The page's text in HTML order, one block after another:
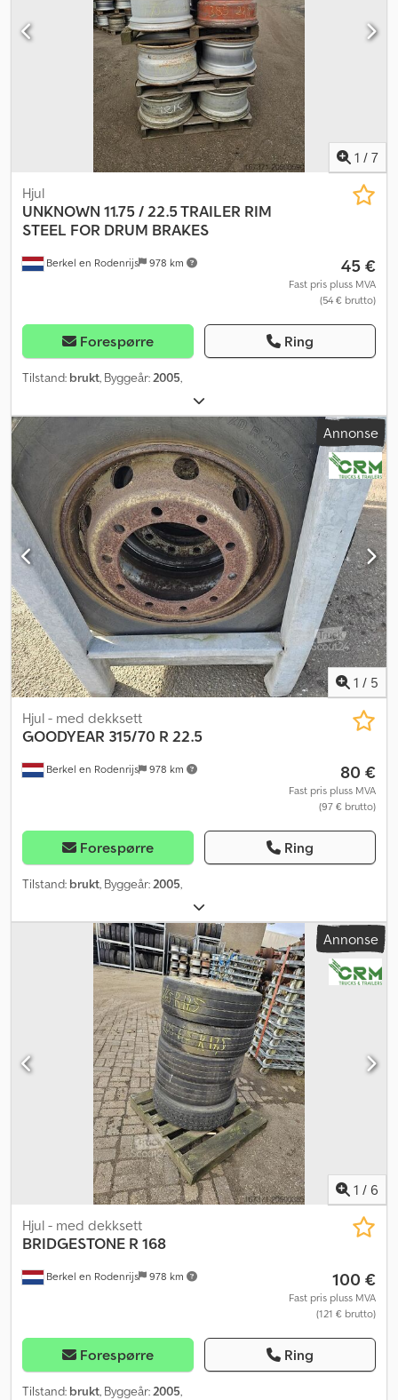
1 / 7
Berkel en Rodenrijs 978 km
Hjul
UNKNOWN 11.75 / 22.5 TRAILER RIM
STEEL FOR DRUM BRAKES
45 €
Fast pris pluss MVA
(54 € brutto)
Forespørre Ring
Tilstand: brukt, Byggeår: 2005,
Annonse
1 / 5
Berkel en Rodenrijs 978 km
Hjul - med dekksett
GOODYEAR 315/70 R 22.5
80 €
Fast pris pluss MVA
(97 € brutto)
Forespørre Ring
Tilstand: brukt, Byggeår:2005,
Annonse
1 / 6
Berkel en Rodenrijs 978 km
Hjul - med dekksett
BRIDGESTONE R 168
100 €
Fast pris pluss MVA
(121 € brutto)
Forespørre Ring
Tilstand: brukt, Byggeår: 2005,